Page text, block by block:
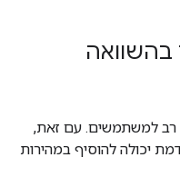
עם זאת,
להוסיף במהירות